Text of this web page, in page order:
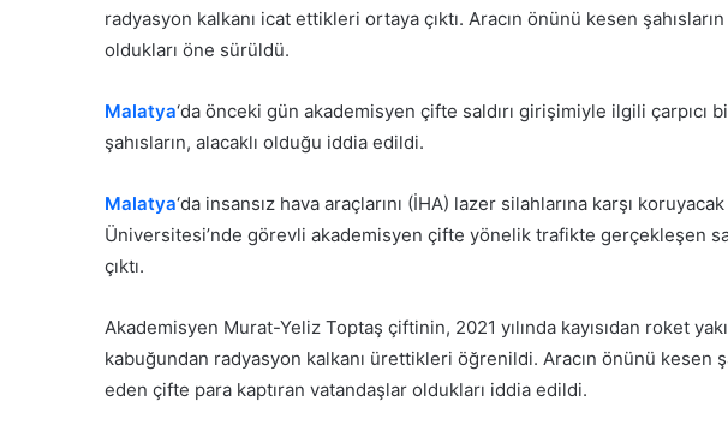
radyasyon kalkanı icat ettikleri ortaya çıktı. Aracın önünü kesen
oldukları öne sürüldü.
Malatya‘da önceki gün akademisyen çifte saldırı girişimiyle ilgili çarpıcı
şahısların, alacaklı olduğu iddia edildi.
Malatya‘da insansız hava araçlarını (İHA) lazer silahlarına karşı
Üniversitesi’nde görevli akademisyen çifte yönelik trafikte gerçekleşen
çıktı.
Akademisyen Murat-Yeliz Toptaş çiftinin, 2021 yılında kayısıdan roket
kabuğundan radyasyon kalkanı ürettikleri öğrenildi. Aracın önünü kesen
eden çifte para kaptıran vatandaşlar oldukları iddia edildi.